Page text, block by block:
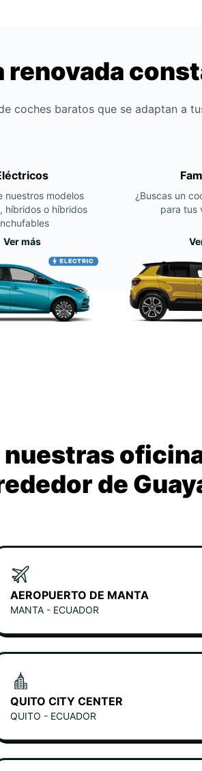
renovada
coches baratos que se adaptan a
nuestros modelos
híbridos o híbridos
Ver más
¿Buscas un
para tus
nuestras
de
AEROPUERTO DE MANTA
MANTA - ECUADOR
QUITO CITY CENTER
QUITO - ECUADOR